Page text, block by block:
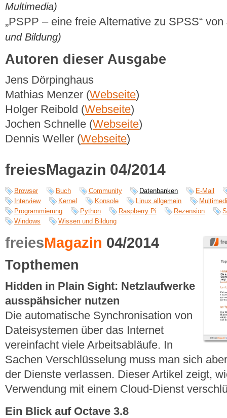
Multimedia)
„PSPP – eine freie Alternative zu SPSS“
und Bildung)
Autoren dieser Ausgabe
Jens Dörpinghaus
Mathias Menzer (Webseite)
Holger Reibold (Webseite)
Jochen Schnelle (Webseite)
Dennis Weller (Webseite)
freiesMagazin 04/2014
Browser Buch Community Datenbanken
E-Mail
Interview
Kernel Konsole Linux allgemein
Programmierung
Python Raspberry Pi Rezension
Windows
Wissen und Bildung
freiesMagazin 04/2014
Topthemen
Hidden in Plain Sight: Netzlaufwerke
ausspähsicher nutzen
Die automatische Synchronisation von
Dateisystemen über das Internet
vereinfacht viele Arbeitsabläufe. In
Sachen Verschlüsselung muss man sich
der Dienste verlassen. Dieser Artikel zeigt,
Verwendung mit einem Cloud-Dienst
Ein Blick auf Octave 3.8